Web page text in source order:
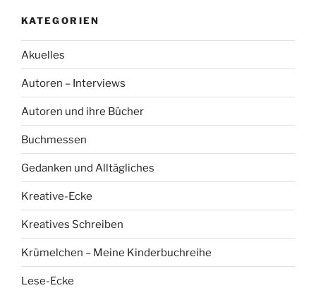
KATEGORIEN
Akuelles
Autoren – Interviews
Autoren und ihre Bücher
Buchmessen
Gedanken und Alltägliches
Kreative-Ecke
Kreatives Schreiben
Krümelchen – Meine Kinderbuchreihe
Lese-Ecke